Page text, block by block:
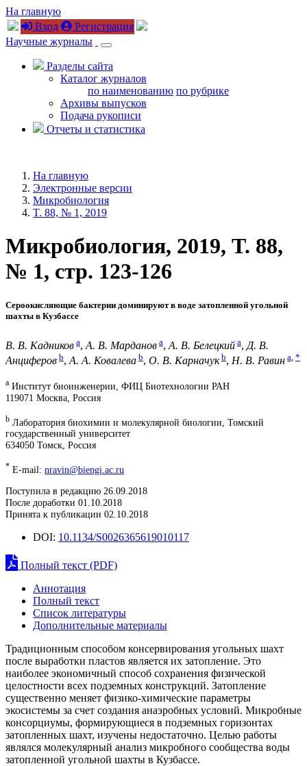
На главную
Вход
Регистрация
Научные журналы
Разделы сайта
Каталог журналов
по наименованию по рубрике
Архивы выпусков
Подача рукописи
Отчеты и статистика
На главную
Электронные версии
Микробиология
T. 88, № 1, 2019
Микробиология, 2019, T. 88,
№ 1, стр. 123-126
Сероокисляющие бактерии доминируют в воде затопленной угольной
шахты в Кузбассе
В. В. Кадников a, А. В. Марданов a, А. В. Белецкий a, Д. В.
Анциферов b,А. А. Ковалева b, О. В. Карначук b, Н. В. Равин a, *
a Институт биоинженерии, ФИЦ Биотехнологии РАН
119071 Москва, Россия
b Лаборатория биохимии и молекулярной биологии, Томский
государственный университет
634050 Томск, Россия
* E-mail: nravin@biengi.ac.ru
Поступила в редакцию 26.09.2018
После доработки 01.10.2018
Принята к публикации 02.10.2018
DOI: 10.1134/S0026365619010117
Полный текст (PDF)
Аннотация
Полный текст
Список литературы
Дополнительные материалы
Традиционным способом консервирования угольных шахт
после выработки пластов является их затопление. Это
наиболее экономичный способ сохранения физической
целостности всех подземных конструкций. Затопление
существенно меняет физико-химические параметры
экосистемы за счет создания анаэробных условий. Микробные
консорциумы, формирующиеся в подземных горизонтах
затопленных шахт, изучены недостаточно. Целью работы
являлся молекулярный анализ микробного сообщества воды
затопленной угольной шахты в Кузбассе.